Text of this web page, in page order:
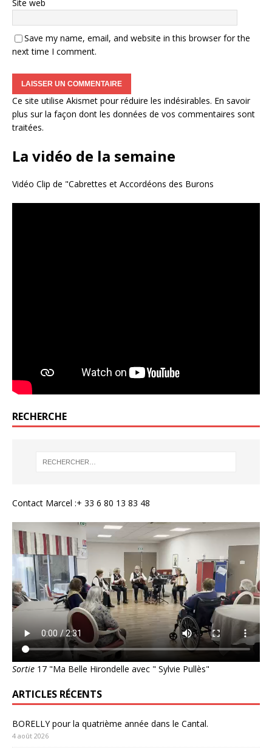
Site web
Save my name, email, and website in this browser for the
next time I comment.
Ce site utilise Akismet pour réduire les indésirables. En savoir
plus sur la façon dont les données de vos commentaires sont
traitées.
La vidéo de la semaine
Vidéo Clip de "Cabrettes et Accordéons des Burons
RECHERCHE
Contact Marcel :+ 33 6 80 13 83 48
Sortie 17 "Ma Belle Hirondelle avec " Sylvie Pullès"
ARTICLES RÉCENTS
BORELLY pour la quatrième année dans le Cantal.
4 août 2026